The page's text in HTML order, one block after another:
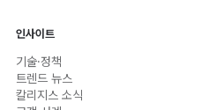
인사이트
기술·정책
트렌드 뉴스
칼리지스 소식